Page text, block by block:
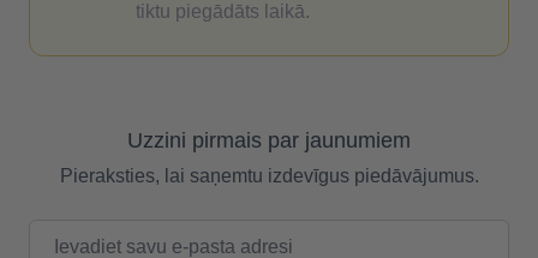
tiktu piegādāts laikā.
Uzzini pirmais par jaunumiem
Pieraksties, lai saņemtu izdevīgus piedāvājumus.